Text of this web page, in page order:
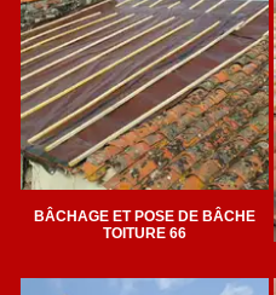
BÂCHAGE ET POSE DE BÂCHE
TOITURE 66